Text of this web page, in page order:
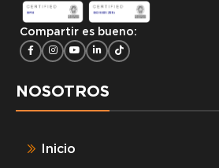
Compartir es bueno:
NOSOTROS
Inicio